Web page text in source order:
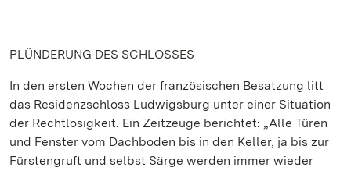
PLÜNDERUNG DES SCHLOSSES
In den ersten Wochen der französischen Besatzung litt
das Residenzschloss Ludwigsburg unter einer Situation
der Rechtlosigkeit. Ein Zeitzeuge berichtet: „Alle Türen
und Fenster vom Dachboden bis in den Keller, ja bis zur
Fürstengruft und selbst Särge werden immer wieder